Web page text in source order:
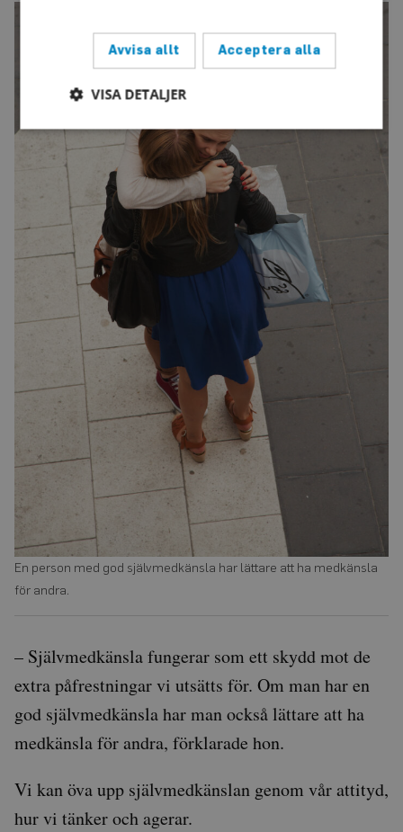
En person med god självmedkänsla har lättare att ha medkänsla
för andra.
– Självmedkänsla fungerar som ett skydd mot de
extra påfrestningar vi utsätts för. Om man har en
god självmedkänsla har man också lättare att ha
medkänsla för andra, förklarade hon.
Vi kan öva upp självmedkänslan genom vår attityd,
hur vi tänker och agerar.
Acceptera alla
Avvisa allt
VISA DETALJER
Strikt nödvändigt Prestanda
Inriktning
Funktioner
Strikt nödvändiga kakor tillåter
kärnwebbplatsfunktioner som användarinloggning
och kontohantering. Webbplatsen kan inte
användas ordentligt utan strikt nödvändiga cookies.
Namn Utgång Beskrivning
CookieScriptConsent
CookieScript
www.auris.nu
att komma
Google
LLC
1 år 1
månad
Detta cookie-namn är
associerat med Google
en viktig uppdatering
genererat nummer
klientidentifierare.
Google
Privacy Policy